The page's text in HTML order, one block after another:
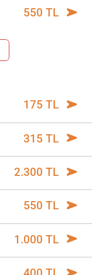
550 TL
175 TL
315 TL
2.300 TL
550 TL
1.000 TL